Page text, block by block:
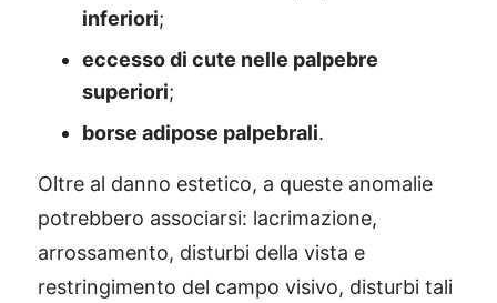
inferiori;
eccesso di cute nelle palpebre
superiori;
borse adipose palpebrali.
Oltre al danno estetico, a queste anomalie
potrebbero associarsi: lacrimazione,
arrossamento, disturbi della vista e
restringimento del campo visivo, disturbi tali